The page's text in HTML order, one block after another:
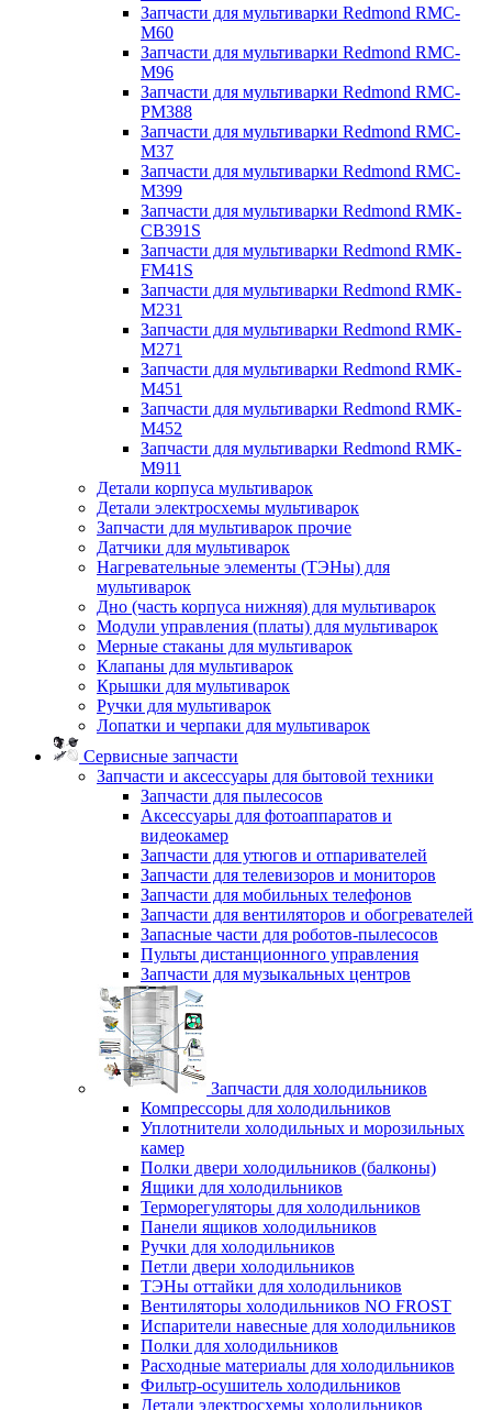
Запчасти для мультиварки Redmond RMC-
M60
Запчасти для мультиварки Redmond RMC-
M96
Запчасти для мультиварки Redmond RMC-
PM388
Запчасти для мультиварки Redmond RMC-
M37
Запчасти для мультиварки Redmond RMC-
M399
Запчасти для мультиварки Redmond RMK-
CB391S
Запчасти для мультиварки Redmond RMK-
FM41S
Запчасти для мультиварки Redmond RMK-
M231
Запчасти для мультиварки Redmond RMK-
M271
Запчасти для мультиварки Redmond RMK-
M451
Запчасти для мультиварки Redmond RMK-
M452
Запчасти для мультиварки Redmond RMK-
M911
Детали корпуса мультиварок
Детали электросхемы мультиварок
Запчасти для мультиварок прочие
Датчики для мультиварок
Нагревательные элементы (ТЭНы) для
мультиварок
Дно (часть корпуса нижняя) для мультиварок
Модули управления (платы) для мультиварок
Мерные стаканы для мультиварок
Клапаны для мультиварок
Крышки для мультиварок
Ручки для мультиварок
Лопатки и черпаки для мультиварок
Сервисные запчасти
Запчасти и аксессуары для бытовой техники
Запчасти для пылесосов
Аксессуары для фотоаппаратов и
видеокамер
Запчасти для утюгов и отпаривателей
Запчасти для телевизоров и мониторов
Запчасти для мобильных телефонов
Запчасти для вентиляторов и обогревателей
Запасные части для роботов-пылесосов
Пульты дистанционного управления
Запчасти для музыкальных центров
Запчасти для холодильников
Компрессоры для холодильников
Уплотнители холодильных и морозильных
камер
Полки двери холодильников (балконы)
Ящики для холодильников
Терморегуляторы для холодильников
Панели ящиков холодильников
Ручки для холодильников
Петли двери холодильников
ТЭНы оттайки для холодильников
Вентиляторы холодильников NO FROST
Испарители навесные для холодильников
Полки для холодильников
Расходные материалы для холодильников
Фильтр-осушитель холодильников
Детали электросхемы холодильников